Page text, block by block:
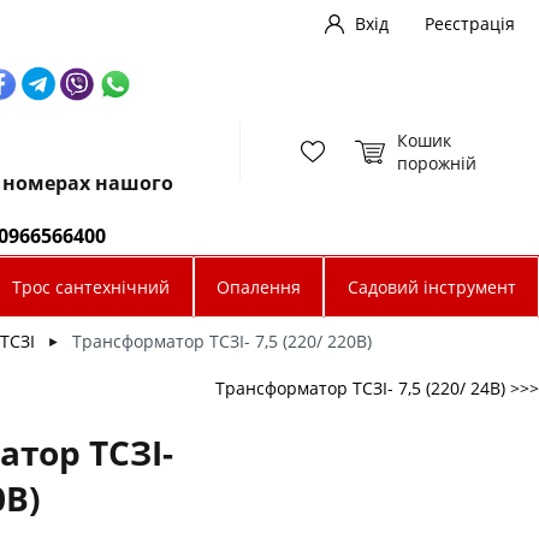
Вхід Реєстрація
номерах нашого
Кошик
порожній
Трос сантехнічний Опалення Садовий інструмент
► Трансформатор ТСЗІ- 7,5 (220/ 220В)
Трансформатор ТСЗІ- 7,5 (220/ 24В) >>>
ТСЗІ-